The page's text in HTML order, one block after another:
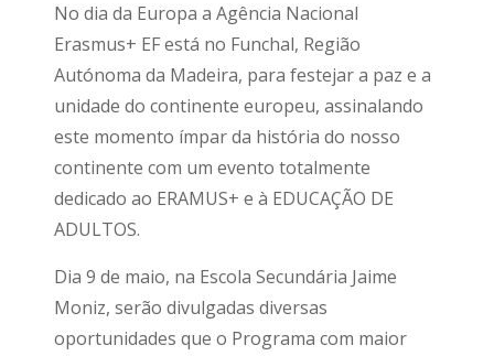
No dia da Europa a Agência Nacional
Erasmus+ EF está no Funchal, Região
Autónoma da Madeira, para festejar a paz e a
unidade do continente europeu, assinalando
este momento ímpar da história do nosso
continente com um evento totalmente
dedicado ao ERAMUS+ e à EDUCAÇÃO DE
ADULTOS.
Dia 9 de maio, na Escola Secundária Jaime
Moniz, serão divulgadas diversas
oportunidades que o Programa com maior